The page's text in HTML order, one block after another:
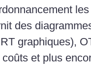
des
graphiques),
et plus